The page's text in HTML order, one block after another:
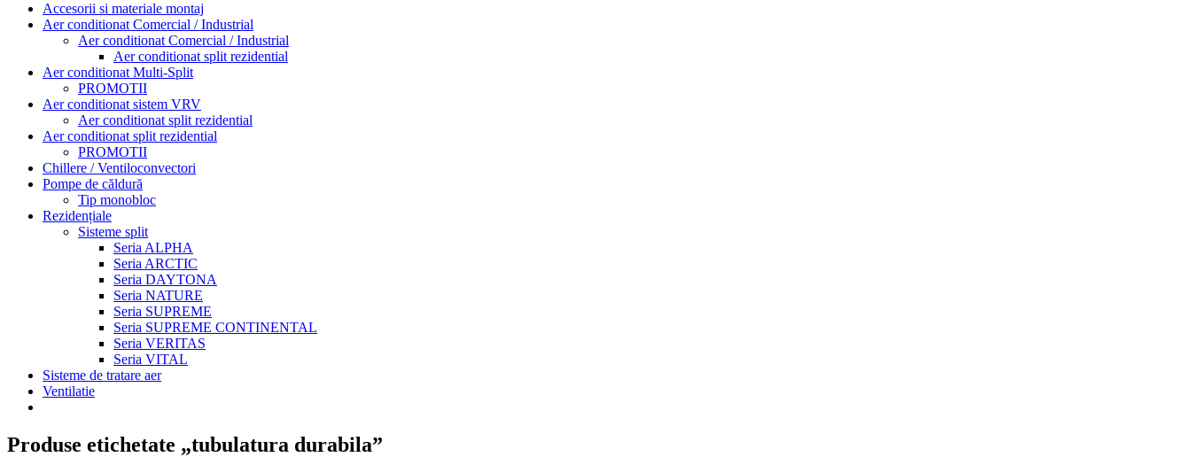
Accesorii si materiale montaj
Aer conditionat Comercial / Industrial
Aer conditionat Comercial / Industrial
Aer conditionat split rezidential
Aer conditionat Multi-Split
PROMOTII
Aer conditionat sistem VRV
Aer conditionat split rezidential
Aer conditionat split rezidential
PROMOTII
Chillere / Ventiloconvectori
Pompe de căldură
Tip monobloc
Rezidențiale
Sisteme split
Seria ALPHA
Seria ARCTIC
Seria DAYTONA
Seria NATURE
Seria SUPREME
Seria SUPREME CONTINENTAL
Seria VERITAS
Seria VITAL
Sisteme de tratare aer
Ventilatie
Produse etichetate „tubulatura durabila”